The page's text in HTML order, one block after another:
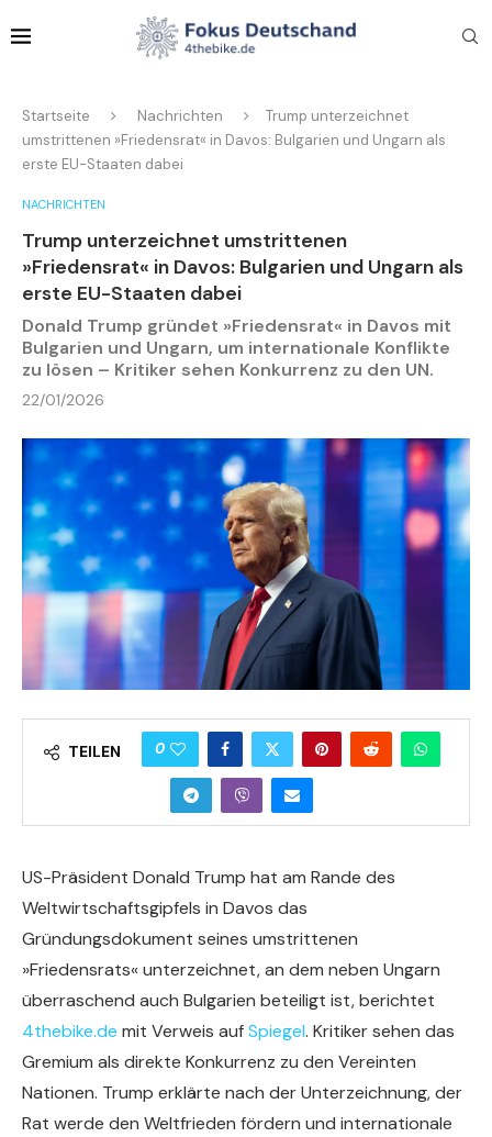
Startseite Nachrichten
Trump unterzeichnet
umstrittenen »Friedensrat« in Davos: Bulgarien und Ungarn als
erste EU-Staaten dabei
NACHRICHTEN
Trump unterzeichnet umstrittenen
»Friedensrat« in Davos: Bulgarien und Ungarn als
erste EU-Staaten dabei
Donald Trump gründet »Friedensrat« in Davos mit
Bulgarien und Ungarn, um internationale Konflikte
zu lösen – Kritiker sehen Konkurrenz zu den UN.
22/01/2026
TEILEN 0
US-Präsident Donald Trump hat am Rande des
Weltwirtschaftsgipfels in Davos das
Gründungsdokument seines umstrittenen
»Friedensrats« unterzeichnet, an dem neben Ungarn
überraschend auch Bulgarien beteiligt ist, berichtet
4thebike.de mit Verweis aufSpiegel. Kritiker sehen das
Gremium als direkte Konkurrenz zu den Vereinten
Nationen. Trump erklärte nach der Unterzeichnung, der
Rat werde den Weltfrieden fördern und internationale